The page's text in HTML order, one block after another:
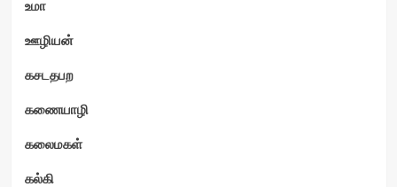
உமா
ஊழியன்
கசடதபற
கணையாழி
கலைமகள்
கல்கி